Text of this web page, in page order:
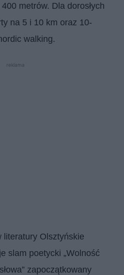
metrów. Dla dorosłych
na 5 i 10 km oraz 10-
walking.
reklama
literatury Olsztyńskie
slam poetycki „Wolność
zapoczątkowany